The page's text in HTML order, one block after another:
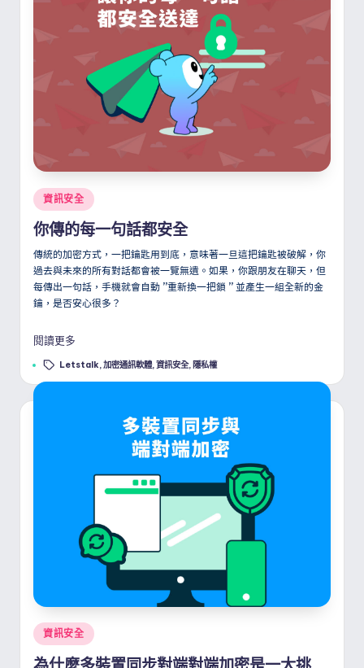
Posted
in
資訊安全
你傳的每一句話都安全
傳統的加密方式，一把鑰匙用到底，意味著一旦這把鑰匙被破解，你
過去與未來的所有對話都會被一覽無遺。如果，你跟朋友在聊天，但
每傳出一句話，手機就會自動 ”重新換一把鎖 ” 並產生一組全新的金
鑰，是否安心很多？
閱讀更多
Tags: Letstalk ,加密通訊軟體,資訊安全, 隱私權
Posted
in
資訊安全